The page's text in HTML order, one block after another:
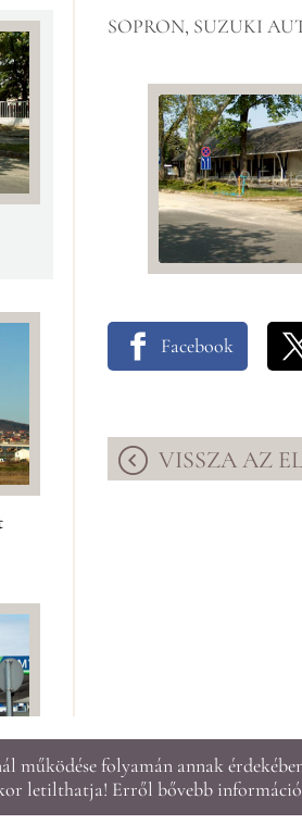
SOPRON, SUZUKI
Facebook
VISSZA AZ
Oldal
működése folyamán annak
letilthatja! Erről bővebb